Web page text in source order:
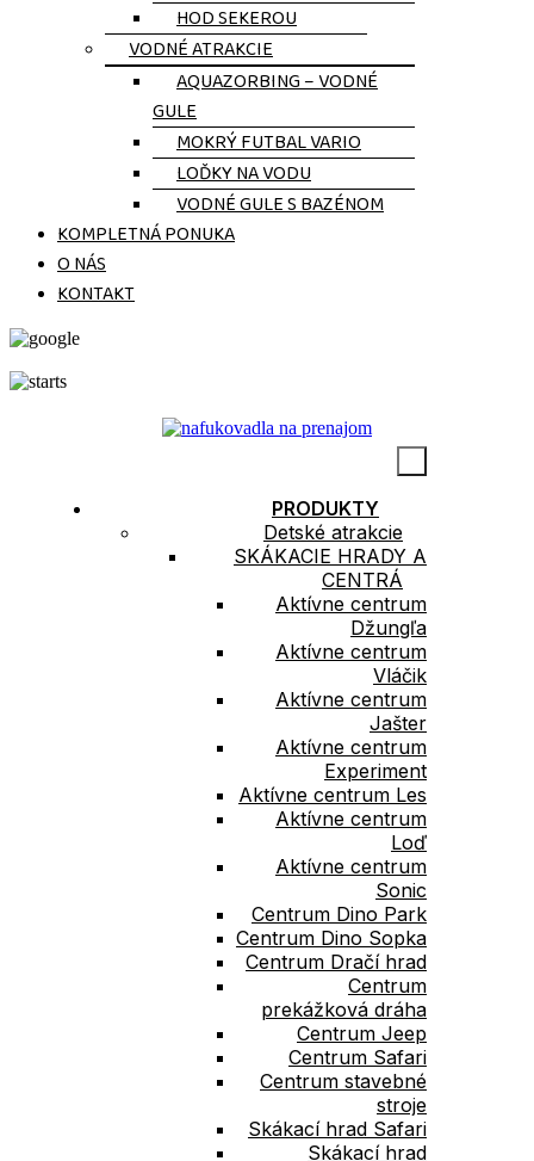
HOD SEKEROU
VODNÉ ATRAKCIE
AQUAZORBING – VODNÉ
GULE
MOKRÝ FUTBAL VARIO
LOĎKY NA VODU
VODNÉ GULE S BAZÉNOM
KOMPLETNÁ PONUKA
O NÁS
KONTAKT
PRODUKTY
Detské atrakcie
SKÁKACIE HRADY A
CENTRÁ
Aktívne centrum
Džungľa
Aktívne centrum
Vláčik
Aktívne centrum
Jašter
Aktívne centrum
Experiment
Aktívne centrum Les
Aktívne centrum
Loď
Aktívne centrum
Sonic
Centrum Dino Park
Centrum Dino Sopka
Centrum Dračí hrad​
Centrum
prekážková dráha
Centrum Jeep
Centrum Safari
Centrum stavebné
stroje
Skákací hrad Safari
Skákací hrad